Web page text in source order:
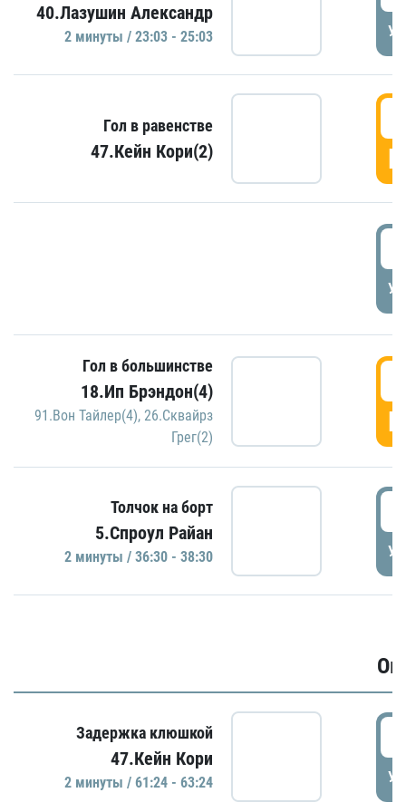
40.Лазушин Александр
2 минуты / 23:03 - 25:03
Гол в равенстве
47.Кейн Кори(2)
Гол в большинстве
18.Ип Брэндон(4)
91.Вон Тайлер(4), 26.Сквайрз
Грег(2)
Толчок на борт
5.Спроул Райан
2 минуты / 36:30 - 38:30
Задержка клюшкой
47.Кейн Кори
2 минуты / 61:24 - 63:24